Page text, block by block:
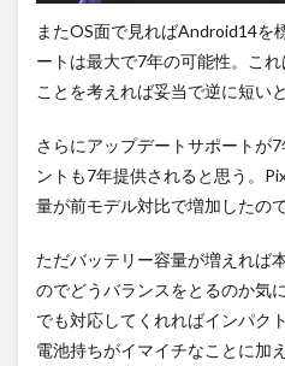
またOS面で見ればAndroid14を
ートは最大で7年の可能性。こ
ことを考えれば妥当で逆に短い
さらにアップデートサポートが
ントも7年提供されると思う。
量が前モデル対比で増加したの
ただバッテリー容量が増えれば
のでどうバランスをとるのか気
でも対応してくれればインパク
電池持ちがイマイチなことに加